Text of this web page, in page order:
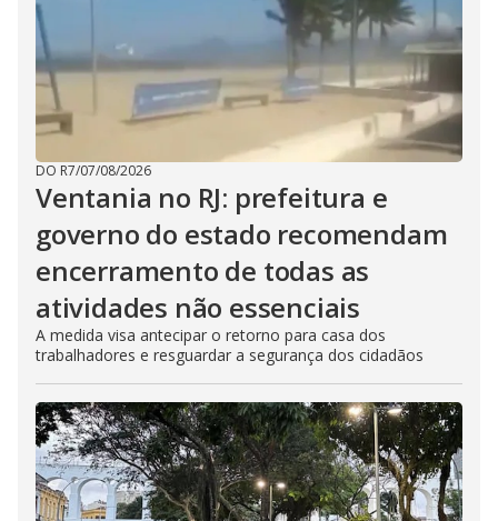
DO R7/07/08/2026
Ventania no RJ: prefeitura e
governo do estado recomendam
encerramento de todas as
atividades não essenciais
A medida visa antecipar o retorno para casa dos
trabalhadores e resguardar a segurança dos cidadãos